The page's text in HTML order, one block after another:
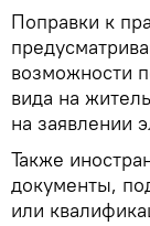
Поправки к
возможности
вида на
на заявлении
Также
документы,
или